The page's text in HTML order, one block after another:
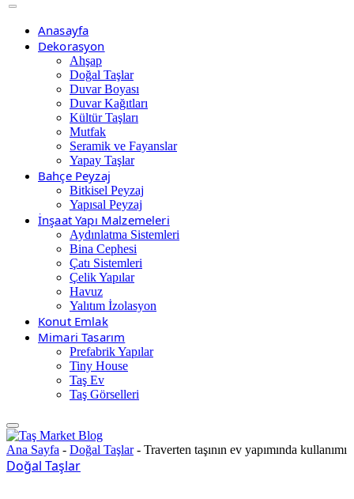
Anasayfa
Dekorasyon
Ahşap
Doğal Taşlar
Duvar Boyası
Duvar Kağıtları
Kültür Taşları
Mutfak
Seramik ve Fayanslar
Yapay Taşlar
Bahçe Peyzaj
Bitkisel Peyzaj
Yapısal Peyzaj
İnşaat Yapı Malzemeleri
Aydınlatma Sistemleri
Bina Cephesi
Çatı Sistemleri
Çelik Yapılar
Havuz
Yalıtım İzolasyon
Konut Emlak
Mimari Tasarım
Prefabrik Yapılar
Tiny House
Taş Ev
Taş Görselleri
Ana Sayfa - Doğal Taşlar- Traverten taşının ev yapımında kullanımı
Doğal Taşlar